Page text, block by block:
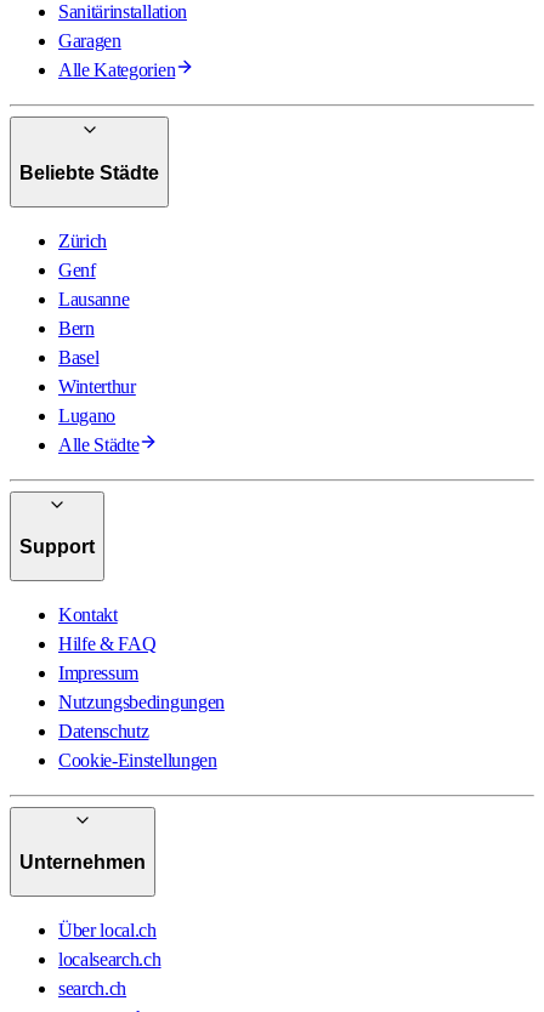
Sanitärinstallation
Garagen
Alle Kategorien
Beliebte Städte
Zürich
Genf
Lausanne
Bern
Basel
Winterthur
Lugano
Alle Städte
Support
Kontakt
Hilfe & FAQ
Impressum
Nutzungsbedingungen
Datenschutz
Cookie-Einstellungen
Unternehmen
Über local.ch
localsearch.ch
search.ch